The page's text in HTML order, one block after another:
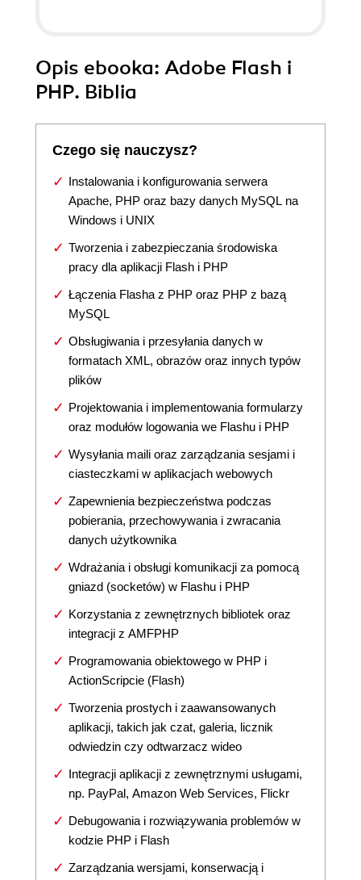
Opis ebooka: Adobe Flash i
PHP. Biblia
Czego się nauczysz?
Instalowania i konfigurowania serwera
Apache, PHP oraz bazy danych MySQL na
Windows i UNIX
Tworzenia i zabezpieczania środowiska
pracy dla aplikacji Flash i PHP
Łączenia Flasha z PHP oraz PHP z bazą
MySQL
Obsługiwania i przesyłania danych w
formatach XML, obrazów oraz innych typów
plików
Projektowania i implementowania formularzy
oraz modułów logowania we Flashu i PHP
Wysyłania maili oraz zarządzania sesjami i
ciasteczkami w aplikacjach webowych
Zapewnienia bezpieczeństwa podczas
pobierania, przechowywania i zwracania
danych użytkownika
Wdrażania i obsługi komunikacji za pomocą
gniazd (socketów) w Flashu i PHP
Korzystania z zewnętrznych bibliotek oraz
integracji z AMFPHP
Programowania obiektowego w PHP i
ActionScripcie (Flash)
Tworzenia prostych i zaawansowanych
aplikacji, takich jak czat, galeria, licznik
odwiedzin czy odtwarzacz wideo
Integracji aplikacji z zewnętrznymi usługami,
np. PayPal, Amazon Web Services, Flickr
Debugowania i rozwiązywania problemów w
kodzie PHP i Flash
Zarządzania wersjami, konserwacją i